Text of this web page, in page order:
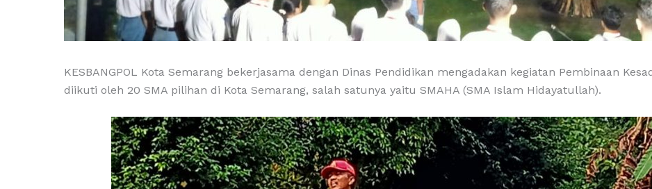
KESBANGPOL Kota Semarang bekerjasama dengan Dinas Pendidikan mengadakan kegiatan Pembinaan
diikuti oleh 20 SMA pilihan di Kota Semarang, salah satunya yaitu SMAHA (SMA Islam Hidayatullah).